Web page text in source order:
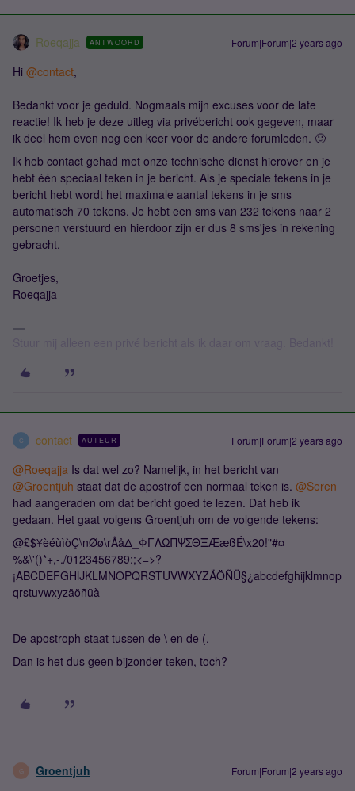
Roeqajja ANTWOORD Forum|Forum|2 years ago
Hi @contact,
Bedankt voor je geduld. Nogmaals mijn excuses voor de late
reactie! Ik heb je deze uitleg via privébericht ook gegeven, maar
ik deel hem even nog een keer voor de andere forumleden. 🙂
Ik heb contact gehad met onze technische dienst hierover en je
hebt één speciaal teken in je bericht. Als je speciale tekens in je
bericht hebt wordt het maximale aantal tekens in je sms
automatisch 70 tekens. Je hebt een sms van 232 tekens naar 2
personen verstuurd en hierdoor zijn er dus 8 sms'jes in rekening
gebracht.
Groetjes,
Roeqajja
C contact AUTEUR Forum|Forum|2 years ago
@Roeqajja Is dat wel zo? Namelijk, in het bericht van
@Groentjuh staat dat de apostrof een normaal teken is. @Seren
had aangeraden om dat bericht goed te lezen. Dat heb ik
gedaan. Het gaat volgens Groentjuh om de volgende tekens:
@£$¥èéùìòÇ\nØø\rÅåΔ_ΦΓΛΩΠΨΣΘΞÆæßÉ\x20!"#¤
%&\'()*+,-./0123456789:;<=>?
¡ABCDEFGHIJKLMNOPQRSTUVWXYZÄÖÑÜ§¿abcdefghijklmnop
qrstuvwxyzäöñüà
De apostroph staat tussen de \ en de (.
Dan is het dus geen bijzonder teken, toch?
G Groentjuh Forum|Forum|2 years ago